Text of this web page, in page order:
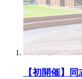
【初開催】